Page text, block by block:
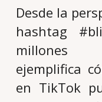
Desde la
hashtag
millones
ejemplifica
en TikTok